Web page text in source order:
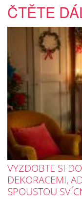
ČTĚTE
VYZDOBTE SI
DEKORACEMI,
SPOUSTOU